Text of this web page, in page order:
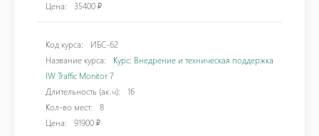
Цена:
35400 ₽
Код курса:
ИБС-62
Название курса:
Курс: Внедрение и техническая поддержка
IW Traffic Monitor 7
Длительность (ак.ч):
16
Кол-во мест:
8
Цена:
91900 ₽